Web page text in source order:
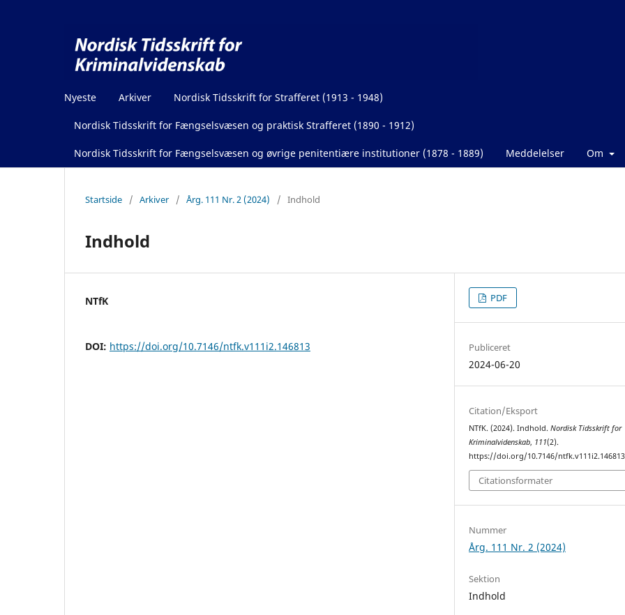
Nyeste Arkiver Nordisk Tidsskrift for Strafferet (1913 - 1948)
Nordisk Tidsskrift for Fængselsvæsen og praktisk Strafferet (1890 - 1912)
Nordisk Tidsskrift for Fængselsvæsen og øvrige penitentiære institutioner (1878 - 1889) Meddelelser Om
Startside / Arkiver / Årg. 111 Nr. 2 (2024) / Indhold
Indhold
NTfK
DOI: https://doi.org/10.7146/ntfk.v111i2.146813
PDF
Publiceret
2024-06-20
Citation/Eksport
NTfK. (2024). Indhold.Nordisk Tidsskrift for
Kriminalvidenskab, 111(2).
https://doi.org/10.7146/ntfk.v111i2.146813
Citationsformater
Nummer
Årg. 111 Nr. 2 (2024)
Sektion
Indhold